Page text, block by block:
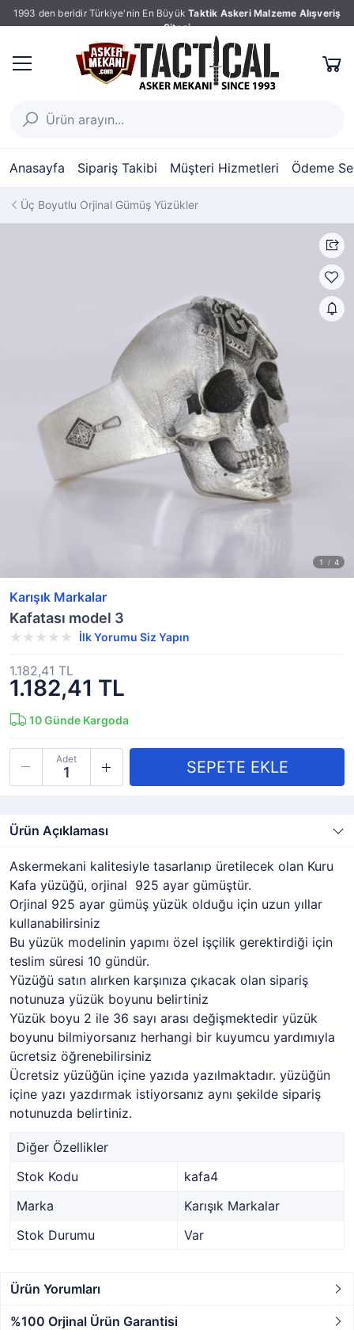
1993 den beridir Türkiye'nin En Büyük Taktik Askeri Malzeme Alışveriş
Sitesi
Anasayfa Sipariş Takibi Müşteri Hizmetleri Ödeme
Üç Boyutlu Orjinal Gümüş Yüzükler
Karışık Markalar
Kafatası model 3
İlk Yorumu Siz Yapın
1.182,41 TL
1.182,41 TL
10Günde Kargoda
Adet
Ürün Açıklaması
Askermekani kalitesiyle tasarlanıp üretilecek olan Kuru
Kafa yüzüğü, orjinal 925 ayar gümüştür.
Orjinal 925 ayar gümüş yüzük olduğu için uzun yıllar
kullanabilirsiniz
Bu yüzük modelinin yapımı özel işçilik gerektirdiği için
teslim süresi 10 gündür.
Yüzüğü satın alırken karşınıza çıkacak olan sipariş
notunuza yüzük boyunu belirtiniz
Yüzük boyu 2 ile 36 sayı arası değişmektedir yüzük
boyunu bilmiyorsanız herhangi bir kuyumcu yardımıyla
ücretsiz öğrenebilirsiniz
Ücretsiz yüzüğün içine yazıda yazılmaktadır. yüzüğün
içine yazı yazdırmak istiyorsanız aynı şekilde sipariş
notunuzda belirtiniz.
Diğer Özellikler
Stok Kodu
kafa4
Marka
Karışık Markalar
Stok Durumu
Var
Ürün Yorumları
%100 Orjinal Ürün Garantisi